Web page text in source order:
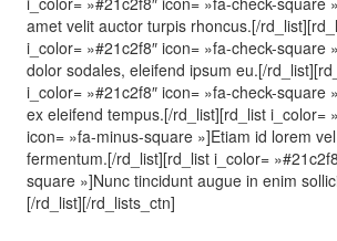
amet velit auctor turpis rhoncus.[/
i_color= »#21c2f8″ icon= »fa-check-square
dolor sodales, eleifend ipsum eu.[/
i_color= »#21c2f8″ icon= »fa-check-square
ex eleifend tempus.[/rd_list][rd_list i_color=
icon= »fa-minus-square »]Etiam id lorem
fermentum.[/rd_list][rd_list i_color=
square »]Nunc tincidunt augue in enim
[/rd_list][/rd_lists_ctn]